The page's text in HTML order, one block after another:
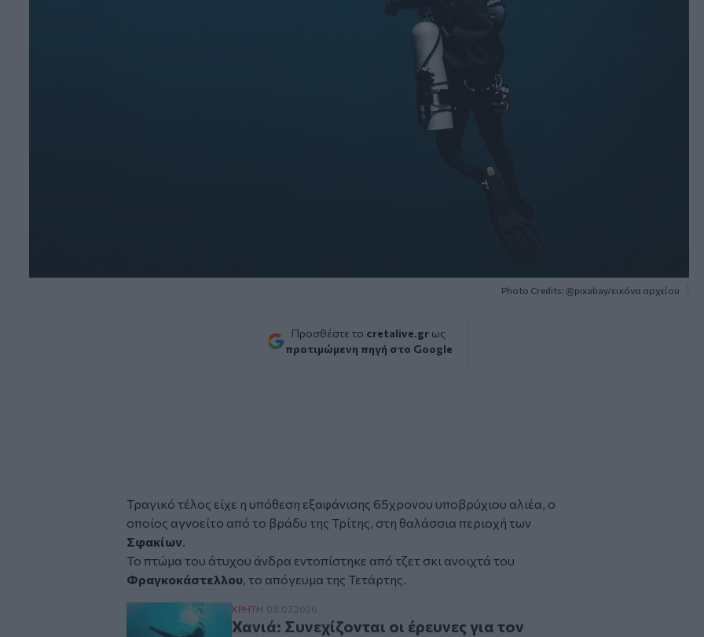
Photo Credits: @pixabay/εικόνα αρχείου
Προσθέστε το cretalive.gr ως
προτιμώμενη πηγή στο Google
Τραγικό τέλος είχε η υπόθεση εξαφάνισης 65χρονου υποβρύχιου αλιέα, ο
οποίος αγνοείτο από το βράδυ της Τρίτης, στη θαλάσσια περιοχή των
Σφακίων.
Το πτώμα του άτυχου άνδρα εντοπίστηκε από τζετ σκι ανοιχτά του
Φραγκοκάστελλου, το απόγευμα της Τετάρτης.
Χανιά: Συνεχίζονται οι έρευνες για τον αγνοούμενο αλιέα - Πού βρέθηκε το
ΚΡΗΤΗ 08.07.2026
Χανιά: Συνεχίζονται οι έρευνες για τον